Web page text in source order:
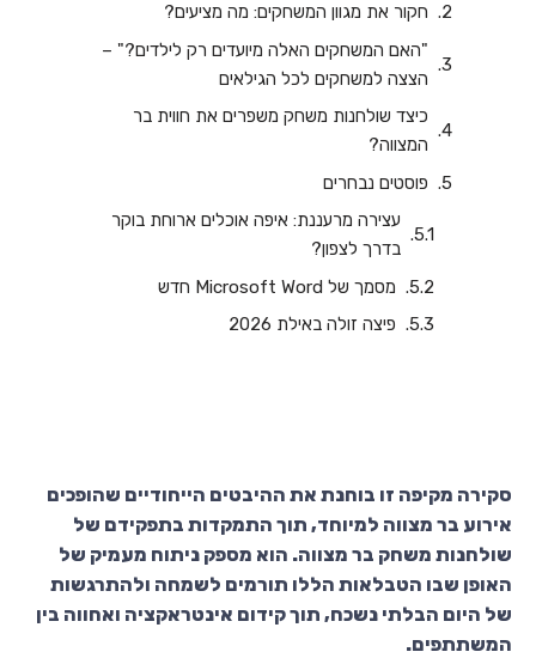
חקור את מגוון המשחקים: מה מציעים?
"האם המשחקים האלה מיועדים רק לילדים?" –
הצצה למשחקים לכל הגילאים
כיצד שולחנות משחק משפרים את חווית בר
המצווה?
פוסטים נבחרים
עצירה מרעננת: איפה אוכלים ארוחת בוקר
בדרך לצפון?
‏‏מסמך של Microsoft Word חדש
פיצה זולה באילת 2026
סקירה מקיפה זו בוחנת את ההיבטים הייחודיים שהופכים
אירוע בר מצווה למיוחד, תוך התמקדות בתפקידם של
שולחנות משחק בר מצווה. הוא מספק ניתוח מעמיק של
האופן שבו הטבלאות הללו תורמים לשמחה ולהתרגשות
של היום הבלתי נשכח, תוך קידום אינטראקציה ואחווה בין
המשתתפים.